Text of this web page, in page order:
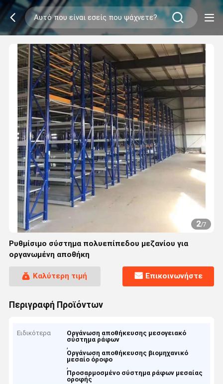
2/7
Ρυθμίσιμο σύστημα πολυεπίπεδου μεζανίου για
οργανωμένη αποθήκη
Καλύτερη τιμή Επικοινωνήστε
Περιγραφή Προϊόντων
Ειδικότερα
Οργάνωση αποθήκευσης μεσογειακό
σύστημα ράφων
,
Οργάνωση αποθήκευσης βιομηχανικό
μεσαίο όροφο
,
Προσαρμοσμένο σύστημα ράφων μεσαίας
οροφής